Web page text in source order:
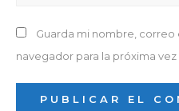
Guarda mi nombre,
navegador para la próxima